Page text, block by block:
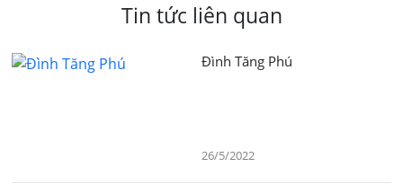
Tin tức liên quan
Đình Tăng Phú
26/5/2022